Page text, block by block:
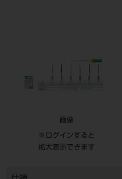
画像
※ログインすると
拡大表示できます